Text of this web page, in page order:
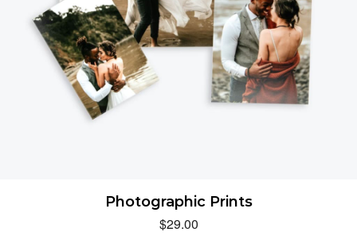
Photographic Prints
$29.00